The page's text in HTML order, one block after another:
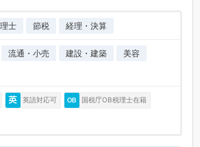
士 節税 経理・決算
流通・小売 建設・建築
美容
英語対応可 国税庁OB税理士在籍